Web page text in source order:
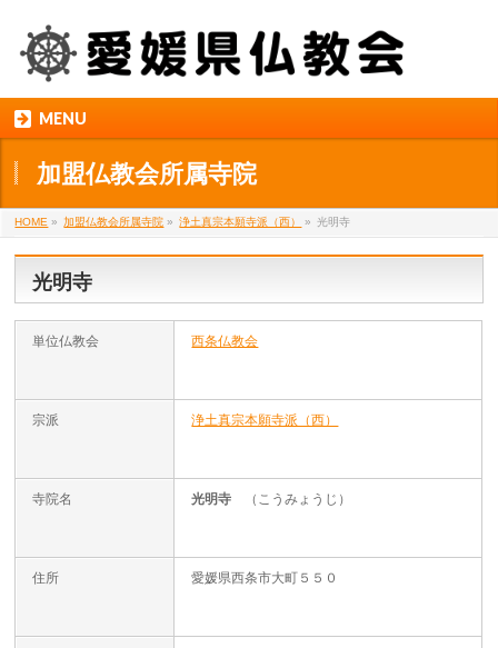
MENU
加盟仏教会所属寺院
HOME » 加盟仏教会所属寺院 » 浄土真宗本願寺派（西） » 光明寺
光明寺
単位仏教会 西条仏教会
宗派 浄土真宗本願寺派（西）
寺院名 光明寺 （こうみょうじ）
住所 愛媛県西条市大町５５０